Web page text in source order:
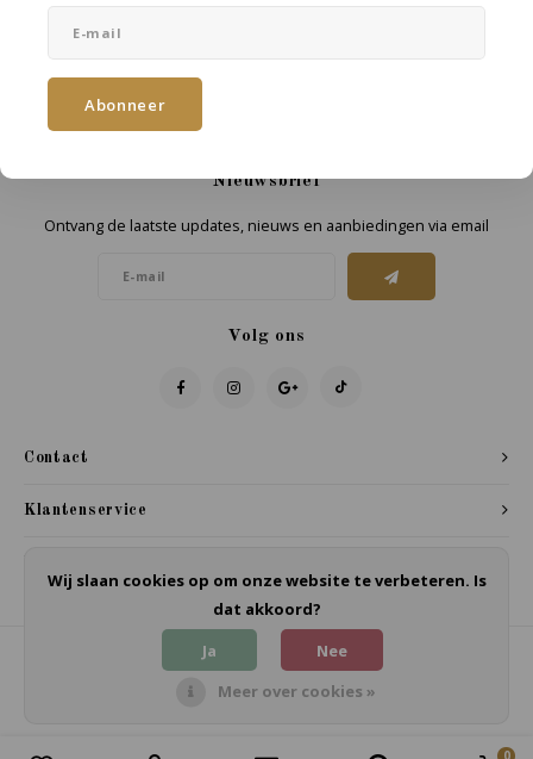
Abonneer
0
Contact
Nieuwsbrief
Ontvang de laatste updates, nieuws en aanbiedingen via email
Volg ons
Klantenservice
© Copyright 2026 Biezonder - Powered byLightspeed
Wij slaan cookies op om onze website te verbeteren. Is
dat akkoord?
Ja
Nee
Meer over cookies »